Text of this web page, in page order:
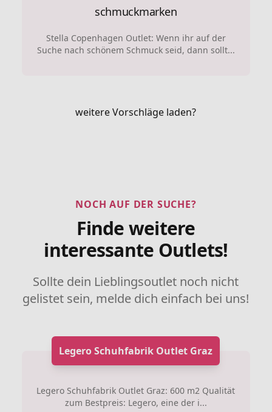
schmuckmarken
Stella Copenhagen Outlet: Wenn ihr auf der
Suche nach schönem Schmuck seid, dann sollt...
weitere Vorschläge laden?
NOCH AUF DER SUCHE?
Finde weitere
interessante Outlets!
Sollte dein Lieblingsoutlet noch nicht
gelistet sein, melde dich einfach bei uns!
Legero Schuhfabrik Outlet Graz
Legero Schuhfabrik Outlet Graz: 600 m2 Qualität
zum Bestpreis: Legero, eine der i...